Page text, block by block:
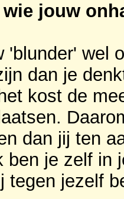
jouw
'blunder' wel
dan je
kost de
dan jij ten
ben je zelf in
tegen jezelf